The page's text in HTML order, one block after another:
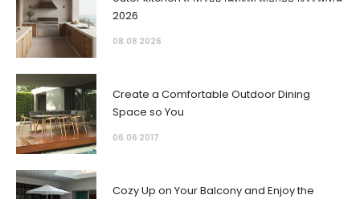
2026
08.08 2026
Create a Comfortable Outdoor Dining
Space so You
06.06 2017
Cozy Up on Your Balcony and Enjoy the